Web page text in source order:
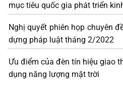
mục tiêu quốc gia phát triển
Nghị quyết phiên họp chuyên
dựng pháp luật tháng 2/2022
Ưu điểm của đèn tín hiệu giao
dụng năng lượng mặt trời